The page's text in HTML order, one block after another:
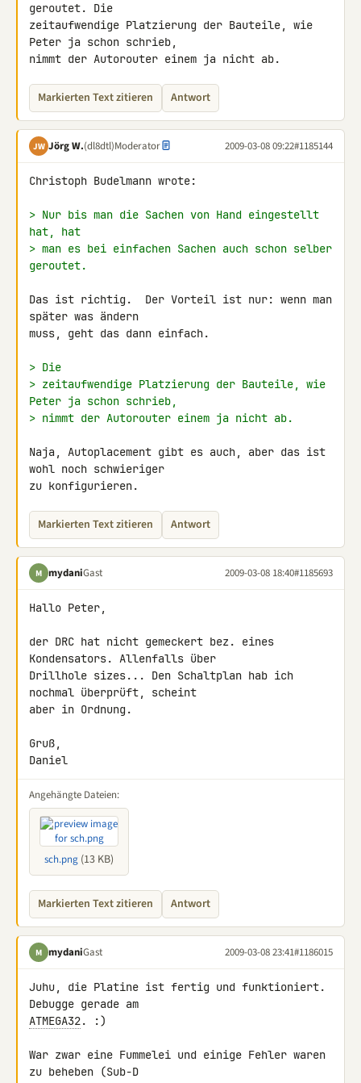
geroutet. Die
zeitaufwendige Platzierung der Bauteile, wie
Peter ja schon schrieb,
nimmt der Autorouter einem ja nicht ab.
Markierten Text zitieren Antwort
JW Jörg W.(dl8dtl)Moderator 2009-03-08 09:22#1185144
Christoph Budelmann wrote:
> Nur bis man die Sachen von Hand eingestellt
hat, hat
> man es bei einfachen Sachen auch schon selber
geroutet.
Das ist richtig.  Der Vorteil ist nur: wenn man
später was ändern
muss, geht das dann einfach.
> Die
> zeitaufwendige Platzierung der Bauteile, wie
Peter ja schon schrieb,
> nimmt der Autorouter einem ja nicht ab.
Naja, Autoplacement gibt es auch, aber das ist
wohl noch schwieriger
zu konfigurieren.
Markierten Text zitieren Antwort
M mydaniGast 2009-03-08 18:40#1185693
Hallo Peter,
der DRC hat nicht gemeckert bez. eines
Kondensators. Allenfalls über
Drillhole sizes... Den Schaltplan hab ich
nochmal überprüft, scheint
aber in Ordnung.
Gruß,
Daniel
Angehängte Dateien:
sch.png (13 KB)
Markierten Text zitieren Antwort
M mydaniGast 2009-03-08 23:41#1186015
Juhu, die Platine ist fertig und funktioniert.
ATMEGA32. :)
War zwar eine Fummelei und einige Fehler waren
zu beheben (Sub-D